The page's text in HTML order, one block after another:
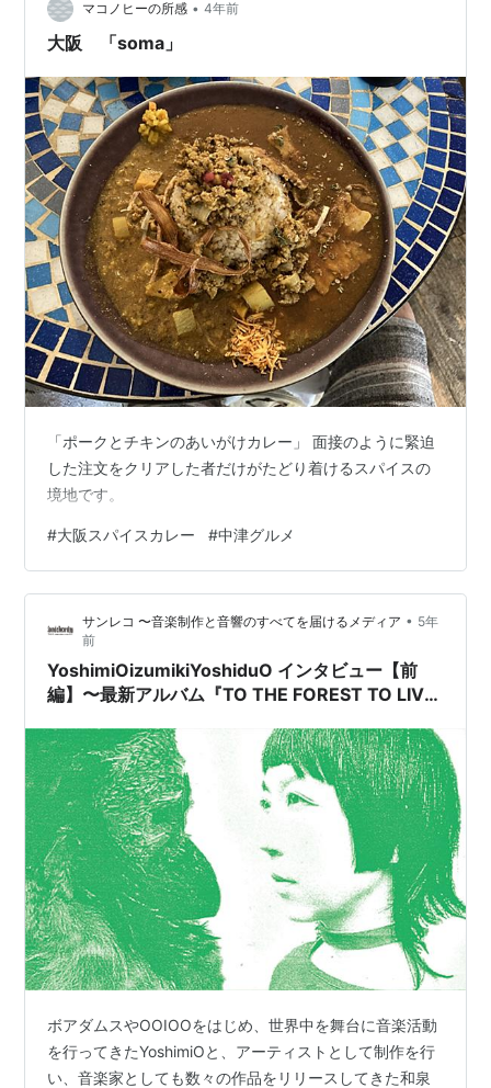
マコノヒーの所感 • 4年前
大阪 「soma」
「ポークとチキンのあいがけカレー」 面接のように緊迫
した注文をクリアした者だけがたどり着けるスパイスの
境地です。
#大阪スパイスカレー #中津グルメ
サンレコ 〜音楽制作と音響のすべてを届けるメディア • 5年
前
YoshimiOizumikiYoshiduO インタビュー【前
編】〜最新アルバム『TO THE FOREST TO LIVE
ボアダムスやOOIOOをはじめ、世界中を舞台に音楽活動
を行ってきたYoshimiOと、アーティストとして制作を行
い、音楽家としても数々の作品をリリースしてきた和泉